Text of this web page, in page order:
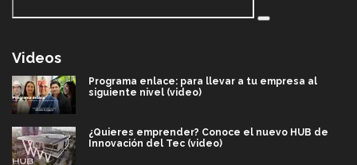
Videos
Programa enlace: para llevar a tu empresa al
siguiente nivel (video)
¿Quieres emprender? Conoce el nuevo HUB de
Innovación del Tec (video)